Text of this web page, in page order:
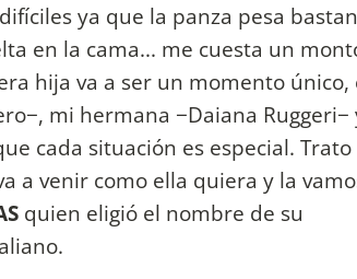
ya que la panza pesa
en la cama... me cuesta un
hija va a ser un momento único,
mi hermana −Daiana Ruggeri−
cada situación es especial. Trato
a venir como ella quiera y la
quien eligió el nombre de su